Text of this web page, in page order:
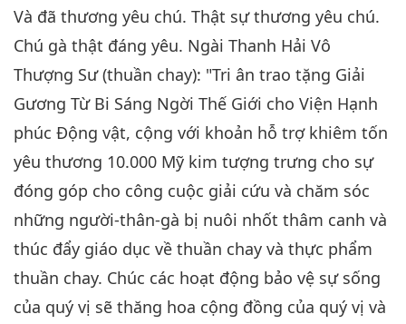
Và đã thương yêu chú. Thật sự thương yêu chú.
Chú gà thật đáng yêu. Ngài Thanh Hải Vô
Thượng Sư (thuần chay): "Tri ân trao tặng Giải
Gương Từ Bi Sáng Ngời Thế Giới cho Viện Hạnh
phúc Động vật, cộng với khoản hỗ trợ khiêm tốn
yêu thương 10.000 Mỹ kim tượng trưng cho sự
đóng góp cho công cuộc giải cứu và chăm sóc
những người-thân-gà bị nuôi nhốt thâm canh và
thúc đẩy giáo dục về thuần chay và thực phẩm
thuần chay. Chúc các hoạt động bảo vệ sự sống
của quý vị sẽ thăng hoa cộng đồng của quý vị và